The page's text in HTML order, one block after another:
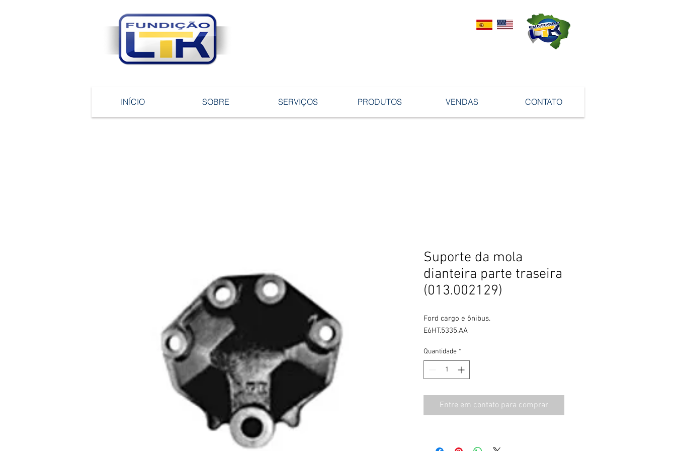
INÍCIO SOBRE SERVIÇOS PRODUTOS VENDAS CONTATO
Suporte da mola
dianteira parte traseira
(013.002129)
Ford cargo e ônibus.
E6HT.5335.AA
Quantidade *
Entre em contato para comprar